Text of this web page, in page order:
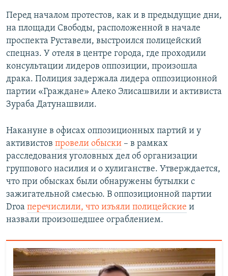
Перед началом протестов, как и в предыдущие дни,
на площади Свободы, расположенной в начале
проспекта Руставели, выстроился полицейский
спецназ. У отеля в центре города, где проходили
консультации лидеров оппозиции, произошла
драка. Полиция задержала лидера оппозиционной
партии «Граждане» Алеко Элисашвили и активиста
Зураба Датунашвили.
Накануне в офисах оппозиционных партий и у
активистов провели обыски – в рамках
расследования уголовных дел об организации
группового насилия и о хулиганстве. Утверждается,
что при обысках были обнаружены бутылки с
зажигательной смесью. В оппозиционной партии
Droa перечислили, что изъяли полицейские и
назвали произошедшее ограблением.